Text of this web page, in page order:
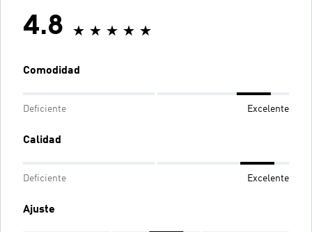
4.8
Comodidad
Deficiente Excelente
Calidad
Deficiente Excelente
Ajuste